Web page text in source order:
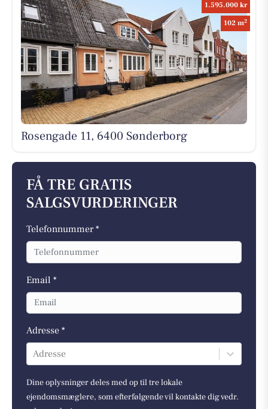
1.595.000 kr
102 m2
Rosengade 11, 6400 Sønderborg
FÅ TRE GRATIS
SALGSVURDERINGER
Telefonnummer *
Email *
Adresse *
Adresse
Dine oplysninger deles med op til tre lokale
ejendomsmæglere, som efterfølgende vil kontakte dig vedr.